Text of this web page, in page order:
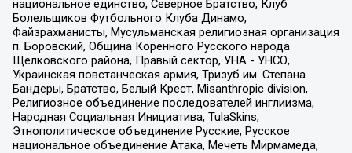
национальное единство, Северное Братство, Клуб
Болельщиков Футбольного Клуба Динамо,
Файзрахманисты, Мусульманская религиозная организация
п. Боровский, Община Коренного Русского народа
Щелковского района, Правый сектор, УНА - УНСО,
Украинская повстанческая армия, Тризуб им. Степана
Бандеры, Братство, Белый Крест, Misanthropic division,
Религиозное объединение последователей инглиизма,
Народная Социальная Инициатива, TulaSkins,
Этнополитическое объединение Русские, Русское
национальное объединение Атака, Мечеть Мирмамеда,